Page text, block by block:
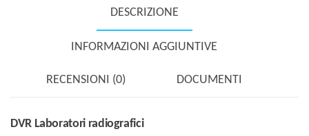
DESCRIZIONE
INFORMAZIONI AGGIUNTIVE
RECENSIONI (0) DOCUMENTI
DVR Laboratori radiografici